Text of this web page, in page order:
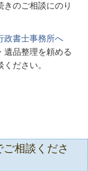
のご相談にのり
政書士事務所へ
遺品整理を頼める
ださい。
相談くださ